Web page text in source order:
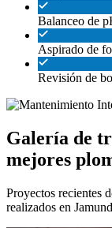
Balanceo de
Aspirado de
Revisión de
Galería de
mejores
Proyectos recientes
realizados en